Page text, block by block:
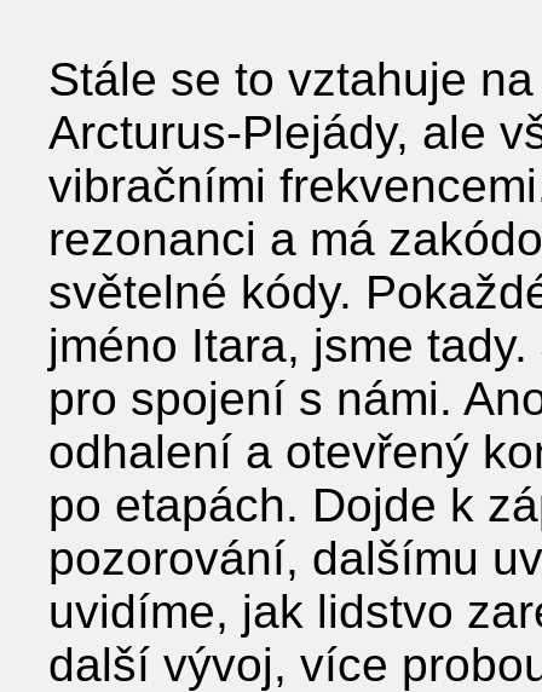
Stále se to vztahuje
Arcturus-Plejády, ale
vibračními
rezonanci a má
světelné kódy.
jméno Itara, jsme
pro spojení s námi.
odhalení a otevřený
po etapách. Dojde k
pozorování, dalšímu
uvidíme, jak lidstvo
další vývoj, více